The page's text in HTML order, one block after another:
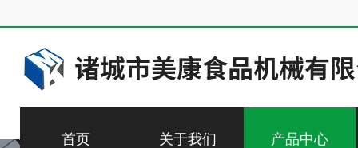
首页 关于我们 产品中心